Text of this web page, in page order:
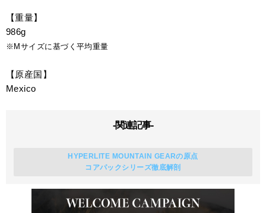
【重量】
986g
※Mサイズに基づく平均重量
【原産国】
Mexico
-関連記事-
HYPERLITE MOUNTAIN GEARの原点
コアパックシリーズ徹底解剖